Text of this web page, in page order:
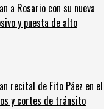
a Rosario con su nueva
y puesta de alto
recital de Fito Páez en el
y cortes de tránsito